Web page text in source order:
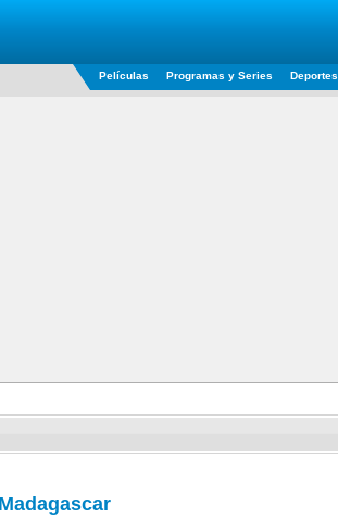
Películas Programas y Series Deportes